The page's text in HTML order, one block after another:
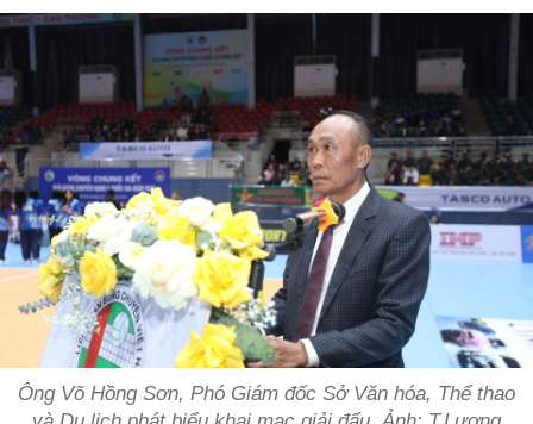
Ông Võ Hồng Sơn, Phó Giám đốc Sở Văn hóa, Thể thao